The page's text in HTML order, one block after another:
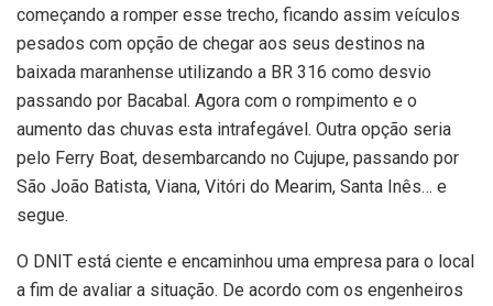
começando a romper esse trecho, ficando assim veículos
pesados com opção de chegar aos seus destinos na
baixada maranhense utilizando a BR 316 como desvio
passando por Bacabal. Agora com o rompimento e o
aumento das chuvas esta intrafegável. Outra opção seria
pelo Ferry Boat, desembarcando no Cujupe, passando por
São João Batista, Viana, Vitóri do Mearim, Santa Inês… e
segue.
O DNIT está ciente e encaminhou uma empresa para o local
a fim de avaliar a situação. De acordo com os engenheiros